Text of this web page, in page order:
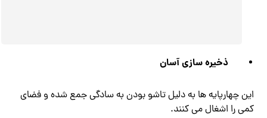
ذخیره سازی آسان
این چهارپایه ها به دلیل تاشو بودن به سادگی جمع شده و فضای
کمی را اشغال می کنند.